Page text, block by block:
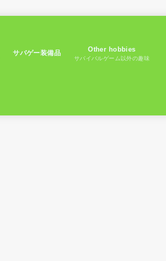
サバゲー装備品 Other hobbies
サバイバルゲーム以外の趣味